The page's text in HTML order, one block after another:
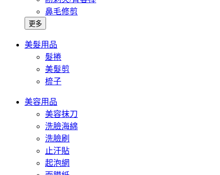
鼻毛修剪
更多
美髮用品
髮捲
美髮剪
梳子
美容用品
美容抹刀
洗臉海綿
洗臉刷
止汗貼
起泡網